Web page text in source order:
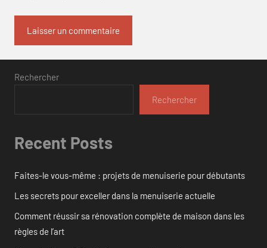
Rechercher
Rechercher
Recent Posts
Faites-le vous-même : projets de menuiserie pour débutants
Les secrets pour exceller dans la menuiserie actuelle
Comment réussir sa rénovation complète de maison dans les
règles de l’art